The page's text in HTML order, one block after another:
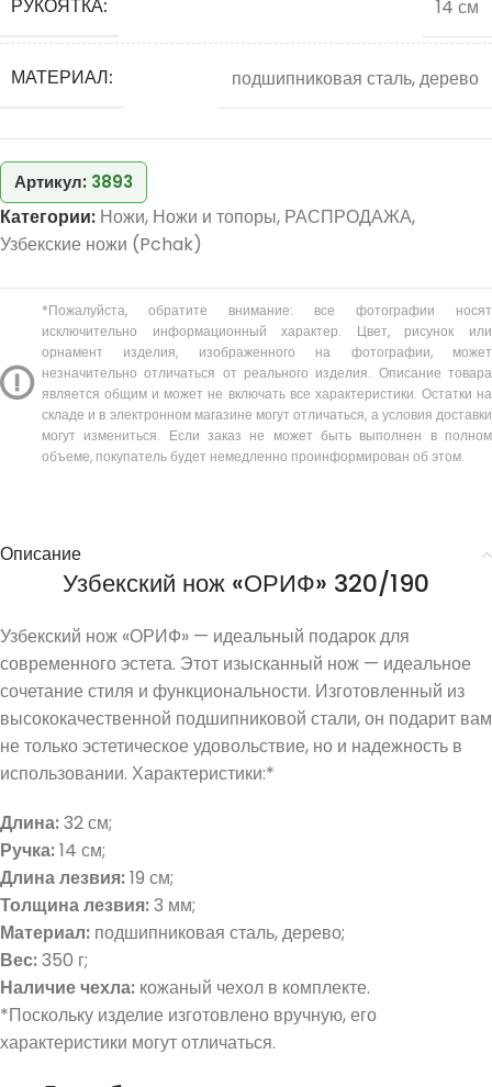
РУКОЯТКА: 14 см
МАТЕРИАЛ: подшипниковая сталь, дерево
Артикул: 3893
Категории: Ножи, Ножи и топоры, РАСПРОДАЖА,
Узбекские ножи (Pchak)
*Пожалуйста, обратите внимание: все фотографии носят
исключительно информационный характер. Цвет, рисунок или
орнамент изделия, изображенного на фотографии, может
незначительно отличаться от реального изделия. Описание товара
является общим и может не включать все характеристики. Остатки на
складе и в электронном магазине могут отличаться, а условия доставки
могут измениться. Если заказ не может быть выполнен в полном
объеме, покупатель будет немедленно проинформирован об этом.
Описание
Узбекский нож «ОРИФ» 320/190
Узбекский нож «ОРИФ» — идеальный подарок для
современного эстета. Этот изысканный нож — идеальное
сочетание стиля и функциональности. Изготовленный из
высококачественной подшипниковой стали, он подарит вам
не только эстетическое удовольствие, но и надежность в
использовании. Характеристики:*
Длина:32 см;
Ручка:14 см;
Длина лезвия:19 см;
Толщина лезвия:3 мм;
Материал: подшипниковая сталь, дерево;
Вес:350 г;
Наличие чехла: кожаный чехол в комплекте.
*Поскольку изделие изготовлено вручную, его
характеристики могут отличаться.